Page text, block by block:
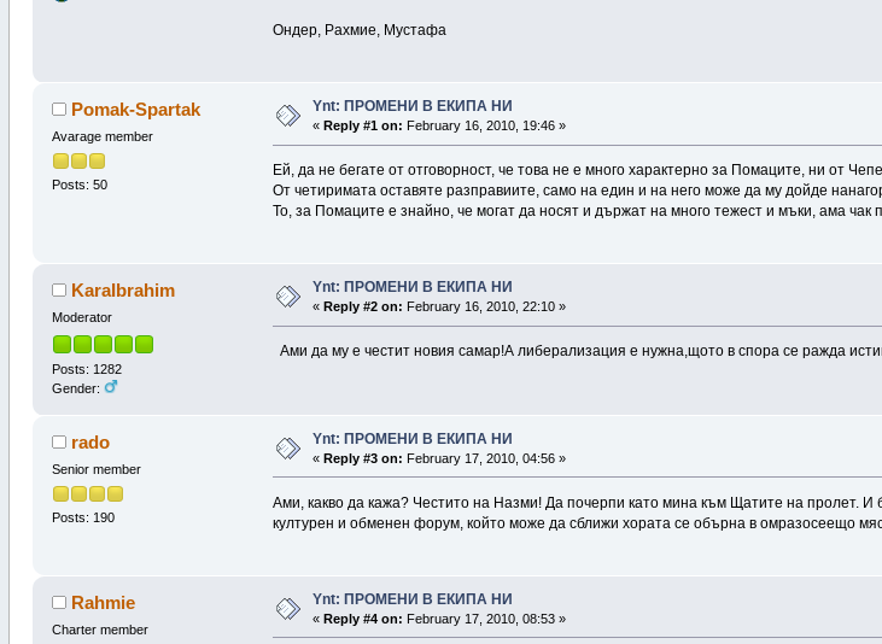
Oндер, Рахмие, Мустафа
Pomak-Spartak
Avarage member
Posts: 50
Ynt: ПРОМЕНИ В ЕКИПА НИ
« Reply #1 on: February 16, 2010, 19:46 »
Ей, да не бегате от отговорност, че това не е много характерно за Помаците, ни от
От четиримата оставяте разправиите, само на един и на него може да му дойде
То, за Помаците е знайно, че могат да носят и държат на много тежест и мъки, ама
KaraIbrahim
Moderator
Posts: 1282
Gender:
Ynt: ПРОМЕНИ В ЕКИПА НИ
« Reply #2 on: February 16, 2010, 22:10 »
Ами да му е честит новия самар!А либерализация е нужна,щото в спора се ражда
rado
Senior member
Posts: 190
Ynt: ПРОМЕНИ В ЕКИПА НИ
« Reply #3 on: February 17, 2010, 04:56 »
Ами, какво да кажа? Честито на Назми! Да почерпи като мина към Щатите на пролет.
културен и обменен форум, който може да сближи хората се обърна в омразосеещо
Rahmie
Charter member
Ynt: ПРОМЕНИ В ЕКИПА НИ
« Reply #4 on: February 17, 2010, 08:53 »